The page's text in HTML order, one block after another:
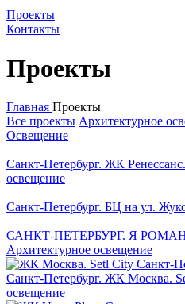
Проекты
Контакты
Проекты
Главная Проекты
Все проекты Архитектурное
Освещение
Санкт-Петербург. ЖК
освещение
Санкт-Петербург. БЦ на ул.
САНКТ-ПЕТЕРБУРГ. Я
Архитектурное освещение
Санкт-Петербург. ЖК Москва.
освещение